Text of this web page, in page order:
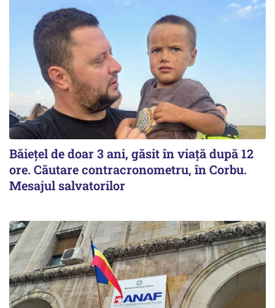
Băiețel de doar 3 ani, găsit în viață după 12
ore. Căutare contracronometru, în Corbu.
Mesajul salvatorilor